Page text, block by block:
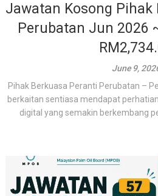
Jawatan Kosong Pihak
Perubatan Jun 2026
June 9,
Pihak Berkuasa Peranti Perubatan –
berkaitan sentiasa mendapat
digital yang semakin berkembang